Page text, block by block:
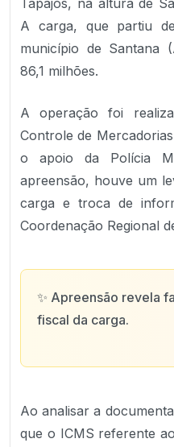
Tapajós, na altura de
A carga, que partiu
município de Santana
86,1 milhões.
A operação foi
Controle de
o apoio da Polícia
apreensão, houve um
carga e troca de
Coordenação Regional
✨ Apreensão revela
fiscal da carga.
Ao analisar a
que o ICMS referente